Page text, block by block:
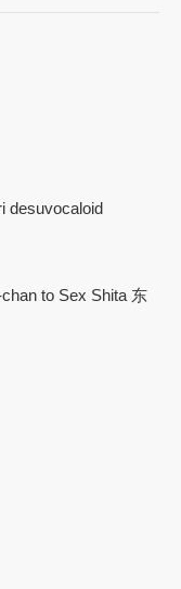
desuvocaloid
to Sex Shita 东